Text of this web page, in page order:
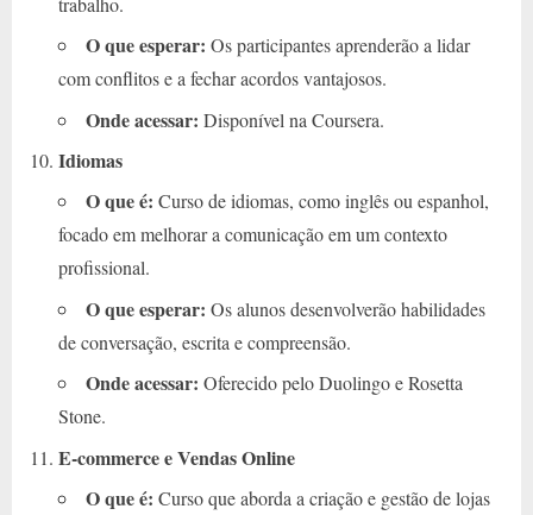
O que esperar: Os participantes aprenderão a lidar
com conflitos e a fechar acordos vantajosos.
Onde acessar: Disponível na Coursera.
Idiomas
O que é: Curso de idiomas, como inglês ou espanhol,
focado em melhorar a comunicação em um contexto
profissional.
O que esperar: Os alunos desenvolverão habilidades
de conversação, escrita e compreensão.
Onde acessar: Oferecido pelo Duolingo e Rosetta
Stone.
E-commerce e Vendas Online
O que é: Curso que aborda a criação e gestão de lojas